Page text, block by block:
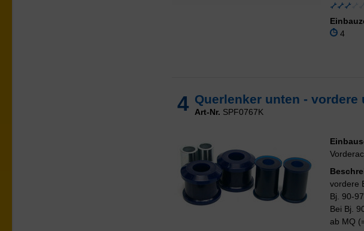
4
4 Querlenker unten -
Art-Nr. SPF0767K
vordere
Bj. 90-97
Bei Bj.
ab MQ